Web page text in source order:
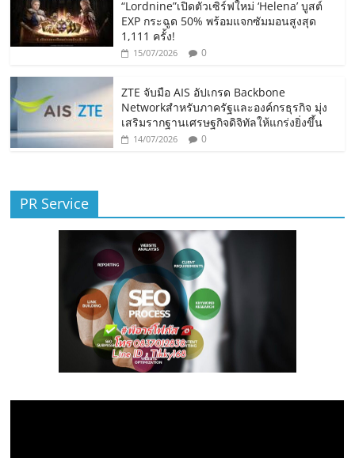
“Lordnine”เปิดตัวเซิร์ฟใหม่ ‘Helena’ บูสต์
EXP กระฉูด 50% พร้อมแจกซัมมอนสูงสุด
1,111 ครั้ง!
15/07/2026 0
ZTE จับมือ AIS อัปเกรด Backbone
Networkสำหรับภาครัฐและองค์กรธุรกิจ มุ่ง
เสริมรากฐานเศรษฐกิจดิจิทัลให้แกร่งยิ่งขึ้น
14/07/2026 0
PR Service